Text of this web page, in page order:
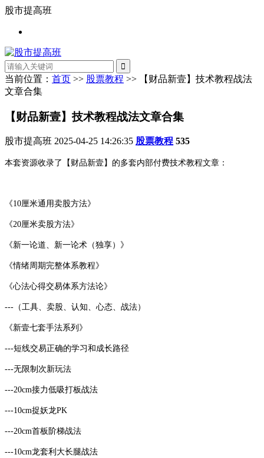
股市提高班
当前位置： 首页 >> 股票教程 >> 【财品新壹】技术教程战法
文章合集
【财品新壹】技术教程战法文章合集
股市提高班 2025-04-25 14:26:35 股票教程 535
本套资源收录了【财品新壹】的多套内部付费技术教程文章：
《10厘米通用卖股方法》
《20厘米卖股方法》
《新一论道、新一论术（独享）》
《情绪周期完整体系教程》
《心法心得交易体系方法论》
---（工具、卖股、认知、心态、战法）
《新壹七套手法系列》
---短线交易正确的学习和成长路径
---无限制次新玩法
---20cm接力低吸打板战法
---10cm捉妖龙PK
---20cm首板阶梯战法
---10cm龙套利大长腿战法